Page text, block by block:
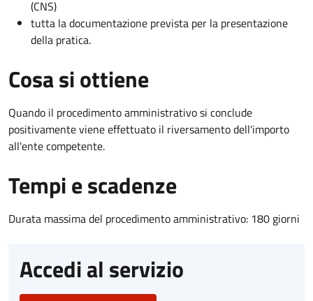
(CNS)
tutta la documentazione prevista per la presentazione
della pratica.
Cosa si ottiene
Quando il procedimento amministrativo si conclude
positivamente viene effettuato il riversamento dell'importo
all'ente competente.
Tempi e scadenze
Durata massima del procedimento amministrativo: 180 giorni
Accedi al servizio